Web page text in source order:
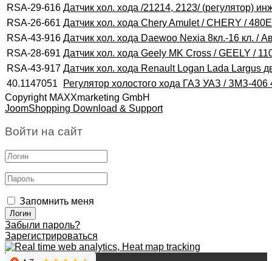
RSA-29-616 Датчик хол. хода /21214, 2123/ (регулятор)
RSA-26-661 Датчик хол. хода Chery Amulet / CHERY /
RSA-43-916 Датчик хол. хода Daewoo Nexia 8кл.-16 кл. /
RSA-28-691 Датчик хол. хода Geely MK Cross / GEELY /
RSA-43-917 Датчик хол. хода Renault Logan Lada Largus
40.1147051
Регулятор холостого хода ГАЗ УАЗ / ЗМЗ-
Copyright MAXXmarketing GmbH
JoomShopping Download & Support
Войти на сайт
Запомнить меня
Забыли пароль?
Зарегистрироваться